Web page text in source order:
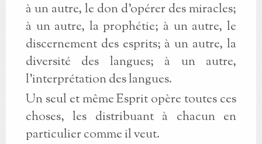
à un autre, le don d'opérer des miracles;
à un autre, la prophétie; à un autre, le
discernement des esprits; à un autre, la
diversité des langues; à un autre,
l'interprétation des langues.
Un seul et même Esprit opère toutes ces
choses, les distribuant à chacun en
particulier comme il veut.